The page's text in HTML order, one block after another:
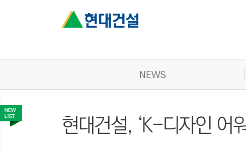
NEWS
현대건설, ‘K-디자인 어